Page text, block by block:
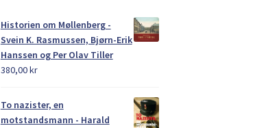
Historien om Møllenberg -
Svein K. Rasmussen, Bjørn-Erik
Hanssen og Per Olav Tiller
380,00kr
To nazister, en
motstandsmann - Harald